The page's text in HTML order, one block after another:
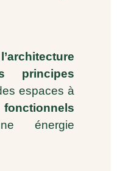
l’architecture
principes
espaces à
énergie